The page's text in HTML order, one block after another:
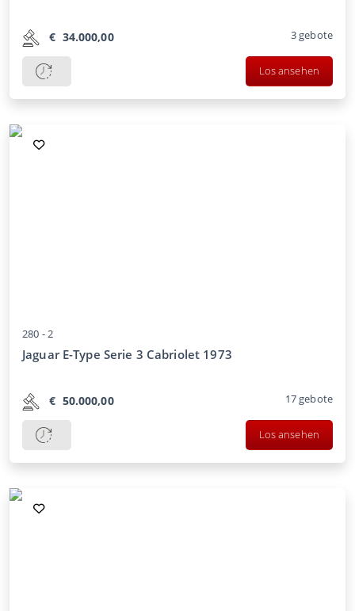
€ 34.000,00 3gebote
Los ansehen
280 -2
Jaguar E-Type Serie 3 Cabriolet 1973
€ 50.000,00 17gebote
Los ansehen